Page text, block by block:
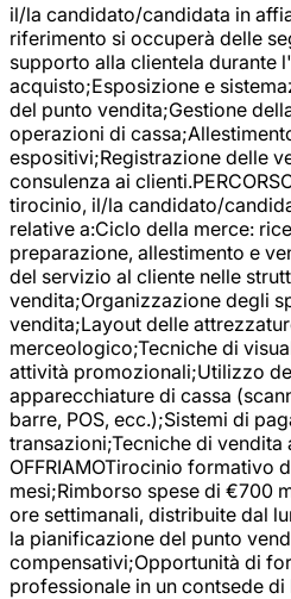
il/la candidato/candidata in
riferimento si occuperà delle
supporto alla clientela durante
acquisto;Esposizione e
del punto vendita;Gestione
operazioni di
espositivi;Registrazione delle
consulenza ai
tirocinio, il/la candidato/
relative a:Ciclo della merce:
preparazione, allestimento e
del servizio al cliente nelle
vendita;Organizzazione degli
vendita;Layout delle
merceologico;Tecniche di
attività promozionali;Utilizzo
apparecchiature di cassa
barre, POS, ecc.);Sistemi di
transazioni;Tecniche di vendita
OFFRIAMOTirocinio formativo
mesi;Rimborso spese di €700
ore settimanali, distribuite dal
la pianificazione del punto
compensativi;Opportunità di
professionale in un contsede di